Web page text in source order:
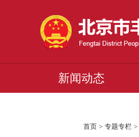
新闻动态
首页 > 专题专栏 >